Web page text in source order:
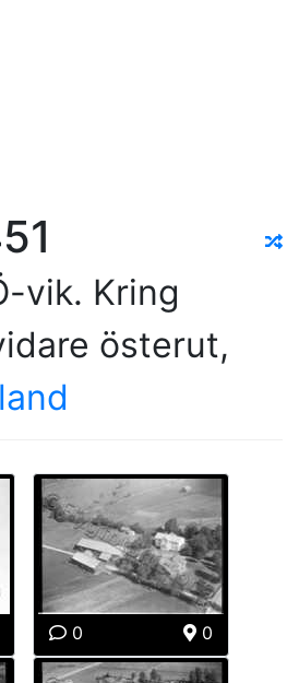
vik. Kring
österut,
0 0